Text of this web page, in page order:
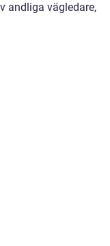
andliga vägledare,